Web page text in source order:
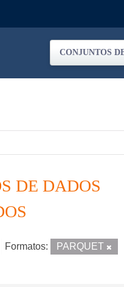
CONJUNTOS
DE DADOS
Formatos: PARQUET